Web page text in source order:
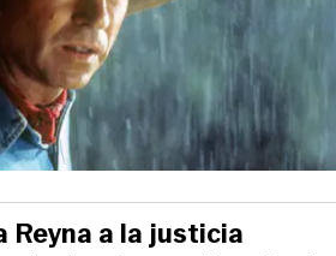
Reyna a la justicia